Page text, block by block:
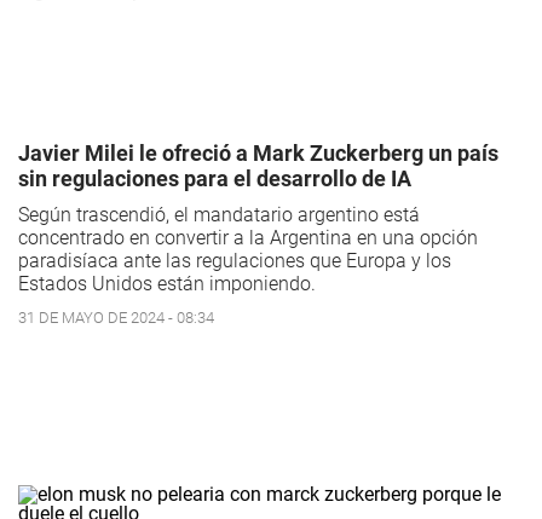
Javier Milei le ofreció a Mark Zuckerberg un país
sin regulaciones para el desarrollo de IA
Según trascendió, el mandatario argentino está
concentrado en convertir a la Argentina en una opción
paradisíaca ante las regulaciones que Europa y los
Estados Unidos están imponiendo.
31 DE MAYO DE 2024 - 08:34